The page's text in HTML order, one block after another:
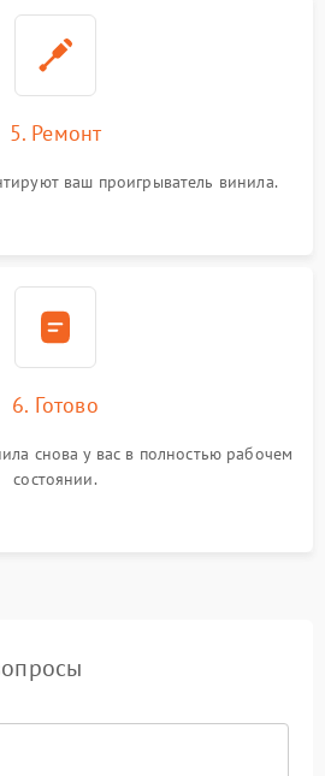
5. Ремонт
ваш проигрыватель винила.
6. Готово
снова у вас в полностью рабочем
состоянии.